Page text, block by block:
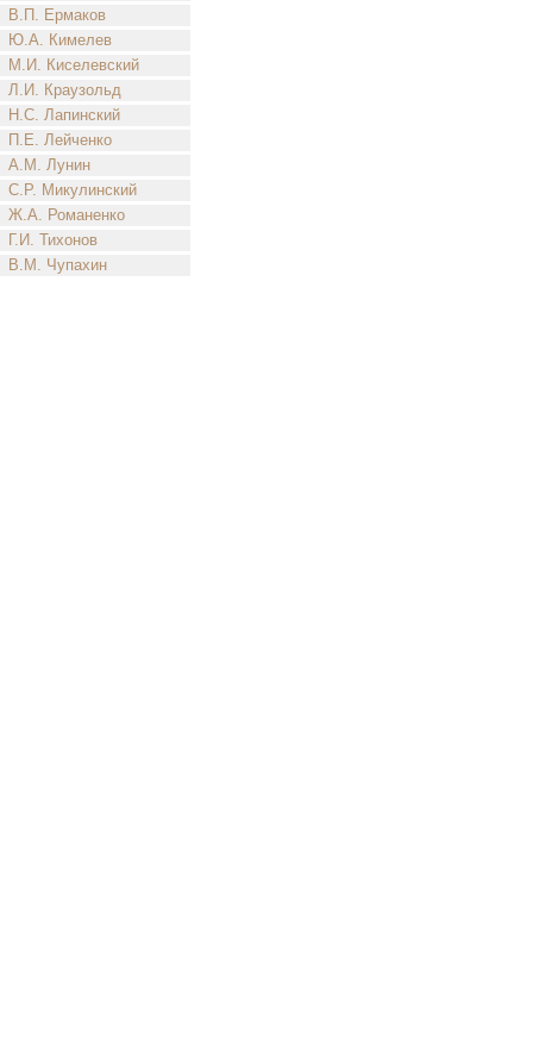
В.П. Ермаков
Ю.А. Кимелев
М.И. Киселевский
Л.И. Краузольд
Н.С. Лапинский
П.Е. Лейченко
А.М. Лунин
С.Р. Микулинский
Ж.А. Романенко
Г.И. Тихонов
В.М. Чупахин